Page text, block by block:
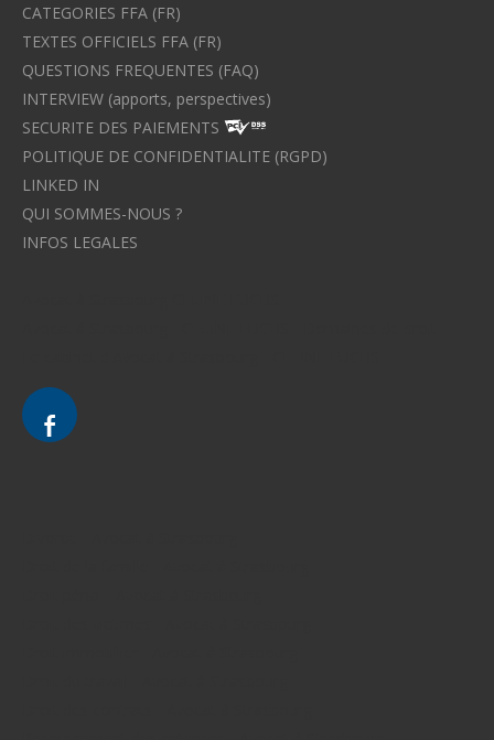
CATEGORIES FFA (FR)
TEXTES OFFICIELS FFA (FR)
QUESTIONS FREQUENTES (FAQ)
INTERVIEW (apports, perspectives)
SECURITE DES PAIEMENTS
POLITIQUE DE CONFIDENTIALITE (RGPD)
LINKED IN
QUI SOMMES-NOUS ?
INFOS LEGALES